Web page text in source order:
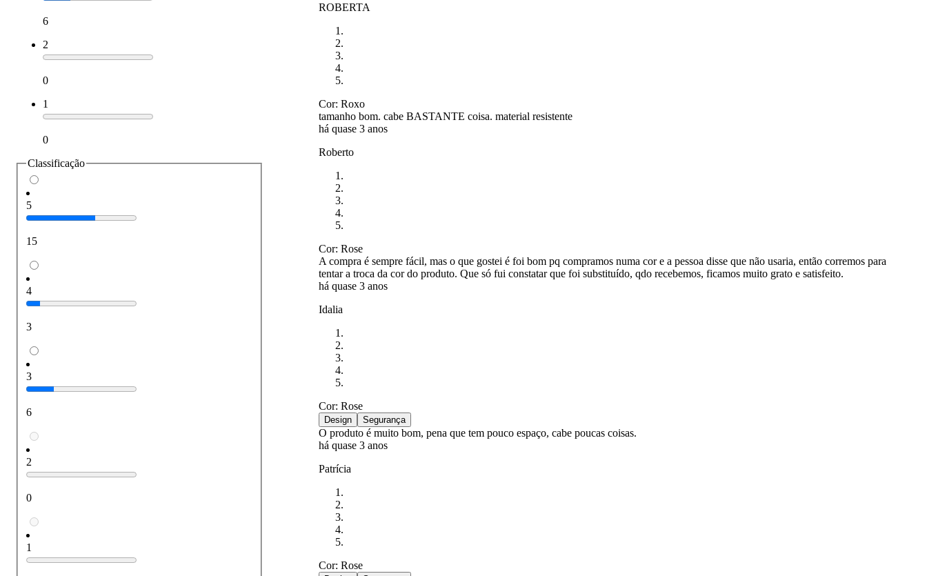
6
2
0
1
0
Classificação
5
15
4
3
3
6
2
0
1
ROBERTA
Cor: Roxo
tamanho bom. cabe BASTANTE coisa. material resistente
há quase 3 anos
Roberto
Cor: Rose
A compra é sempre fácil, mas o que gostei é foi bom pq compramos numa cor e a pessoa disse que não usaria, então corremos para
tentar a troca da cor do produto. Que só fui constatar que foi substituído, qdo recebemos, ficamos muito grato e satisfeito.
há quase 3 anos
Idalia
Cor: Rose
Design Segurança
O produto é muito bom, pena que tem pouco espaço, cabe poucas coisas.
há quase 3 anos
Patrícia
Cor: Rose